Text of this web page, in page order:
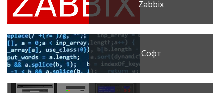
Zabbix
Софт